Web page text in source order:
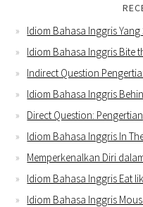
Idiom Bahasa Inggris
Idiom Bahasa Inggris Bite
Indirect Question
Idiom Bahasa Inggris
Direct Question:
Idiom Bahasa Inggris In
Memperkenalkan Diri
Idiom Bahasa Inggris Eat
Idiom Bahasa Inggris